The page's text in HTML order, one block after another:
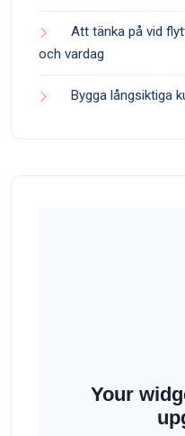
Att tänka på vid
och vardag
Bygga långsiktiga